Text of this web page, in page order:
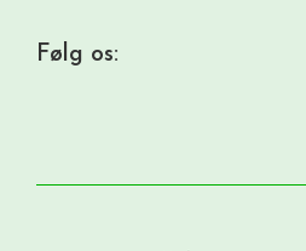
Følg os: